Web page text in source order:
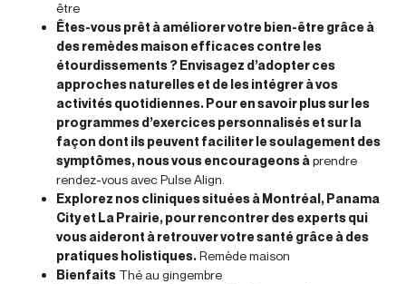
être
Êtes-vous prêt à améliorer votre bien-être grâce à
des remèdes maison efficaces contre les
étourdissements ? Envisagez d’adopter ces
approches naturelles et de les intégrer à vos
activités quotidiennes. Pour en savoir plus sur les
programmes d’exercices personnalisés et sur la
façon dont ils peuvent faciliter le soulagement des
symptômes, nous vous encourageons à prendre
rendez-vous avec Pulse Align.
Explorez nos cliniques situées à Montréal, Panama
City et La Prairie, pour rencontrer des experts qui
vous aideront à retrouver votre santé grâce à des
pratiques holistiques.Remède maison
Bienfaits Thé au gingembre